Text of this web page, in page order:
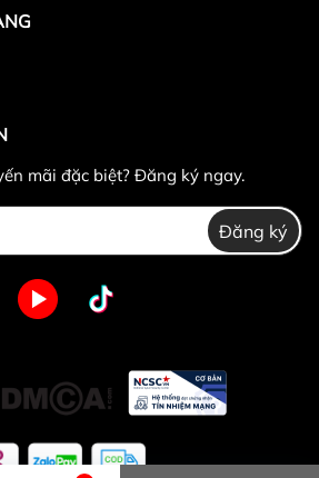
mãi đặc biệt? Đăng ký ngay.
Đăng ký